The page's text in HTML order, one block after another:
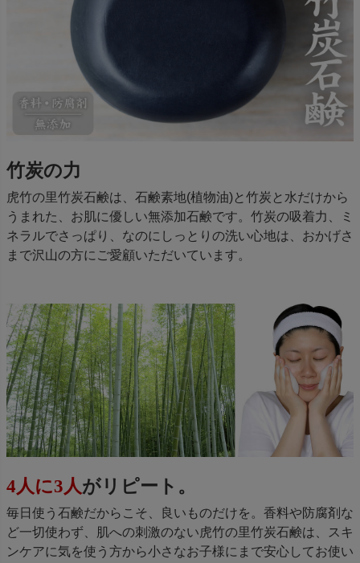
竹炭の力
虎竹の里竹炭石鹸は、石鹸素地(植物油)と竹炭と水だけから
うまれた、お肌に優しい無添加石鹸です。竹炭の吸着力、ミ
ネラルでさっぱり、なのにしっとりの洗い心地は、おかげさ
まで沢山の方にご愛顧いただいています。
4人に3人がリピート。
毎日使う石鹸だからこそ、良いものだけを。香料や防腐剤な
ど一切使わず、肌への刺激のない虎竹の里竹炭石鹸は、スキ
ンケアに気を使う方から小さなお子様にまで安心してお使い